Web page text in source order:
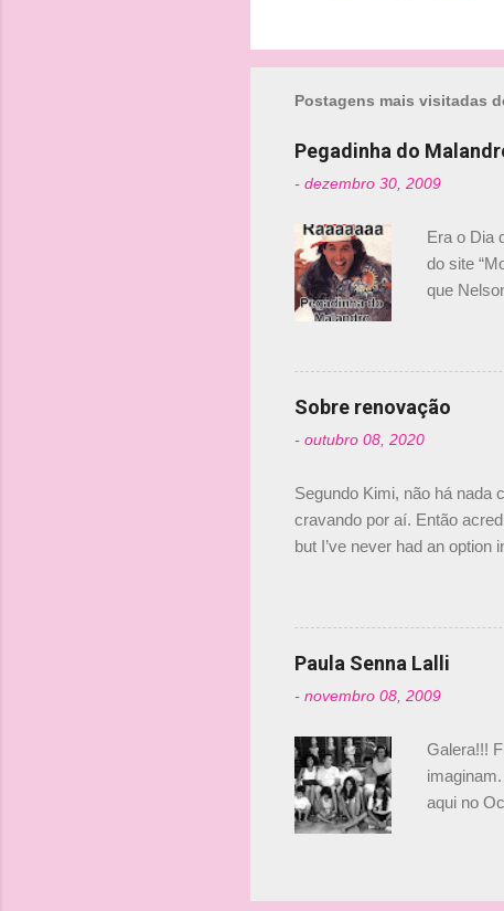
Postagens mais visitadas
Pegadinha do
- dezembro 30, 2009
Era o Dia
do site
que
dirigente
verdade,
Senna,
Sobre renovação
- outubro 08, 2020
Segundo Kimi, não há nada
cravando por aí. Então
but I’ve never had an option
falando sobre o fato do
@RGrosjean ! #EifelGP 🇩🇪
Paula Senna Lalli
- novembro 08, 2009
Galera!!!
aqui no
Bruno, é